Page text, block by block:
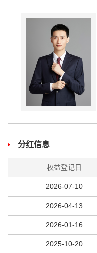
分红信息
权益登记日
2026-07-10
2026-04-13
2026-01-16
2025-10-20